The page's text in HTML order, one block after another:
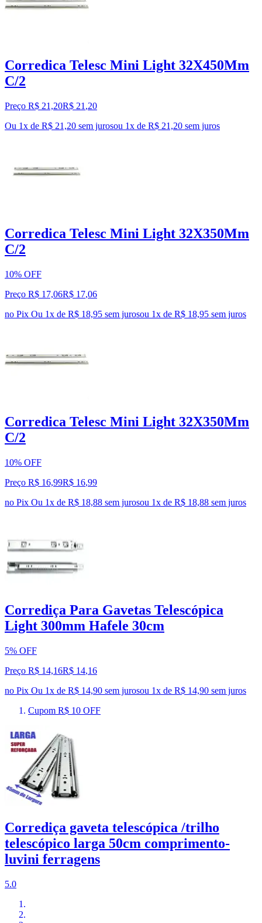
Corredica Telesc Mini Light 32X450Mm
C/2
Preço R$ 21,20R$ 21 ,20
Ou 1x de R$ 21,20 sem jurosou 1x de R$ 21,20 sem juros
Corredica Telesc Mini Light 32X350Mm
C/2
10% OFF
Preço R$ 17,06R$ 17,06
no Pix Ou 1x de R$ 18,95 sem jurosou 1x de R$ 18,95 sem juros
Corredica Telesc Mini Light 32X350Mm
C/2
10% OFF
Preço R$ 16,99R$ 16,99
no Pix Ou 1x de R$ 18,88 sem jurosou 1x de R$ 18,88 sem juros
Corrediça Para Gavetas Telescópica
Light 300mm Hafele 30cm
5% OFF
Preço R$ 14,16R$ 14,16
no Pix Ou 1x de R$ 14,90 sem jurosou 1x de R$ 14,90 sem juros
Cupom R$ 10 OFF
Corrediça gaveta telescópica /trilho
telescópico larga 50cm comprimento-
luvini ferragens
5.0